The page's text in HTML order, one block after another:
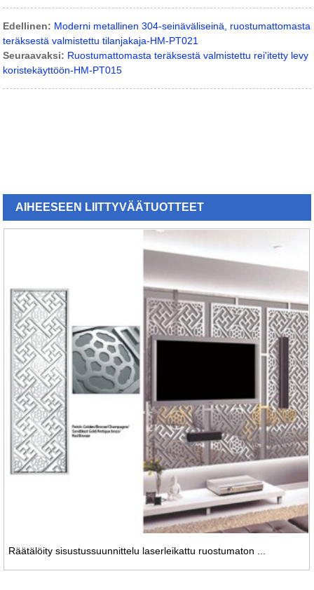
Edellinen: Moderni metallinen 304-seinäväliseinä, ruostumattomasta
teräksestä valmistettu tilanjakaja-HM-PT021
Seuraavaksi: Ruostumattomasta teräksestä valmistettu rei'itetty levy
koristekäyttöön-HM-PT015
AIHEESEEN LIITTYVÄÄTUOTTEET
Räätälöity sisustussuunnittelu laserleikattu ruostumaton ...